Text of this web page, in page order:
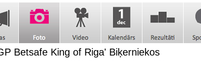
Betsafe King of Riga' Biķerniekos